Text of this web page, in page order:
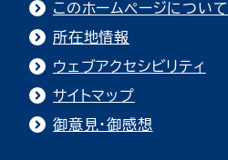
このホームページについて
所在地情報
ウェブアクセシビリティ
サイトマップ
御意見・御感想